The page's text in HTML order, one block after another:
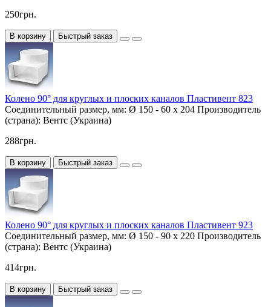
250грн.
В корзину Быстрый заказ
Колено 90° для круглых и плоских каналов Пластивент 823
Соединительный размер, мм: Ø 150 - 60 x 204 Производитель
(страна): Вентс (Украина)
288грн.
В корзину Быстрый заказ
Колено 90° для круглых и плоских каналов Пластивент 923
Соединительный размер, мм: Ø 150 - 90 x 220 Производитель
(страна): Вентс (Украина)
414грн.
В корзину Быстрый заказ